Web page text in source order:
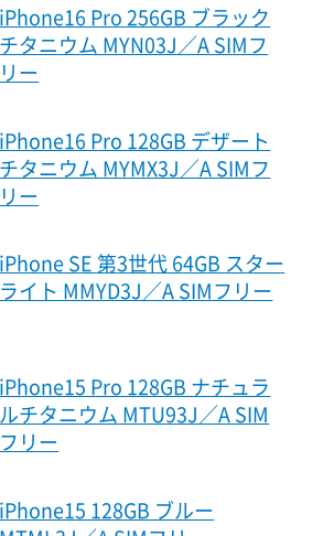
iPhone16 Pro 256GB ブラック
チタニウム MYN03J／A SIMフ
リー
iPhone16 Pro 128GB デザート
チタニウム MYMX3J／A SIMフ
リー
iPhone SE 第3世代 64GB スター
ライト MMYD3J／A SIMフリー
iPhone15 Pro 128GB ナチュラ
ルチタニウム MTU93J／A SIM
フリー
iPhone15 128GB ブルー